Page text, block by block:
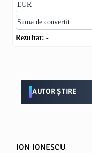
Rezultat: -
AUTOR ȘTIRE
ION IONESCU